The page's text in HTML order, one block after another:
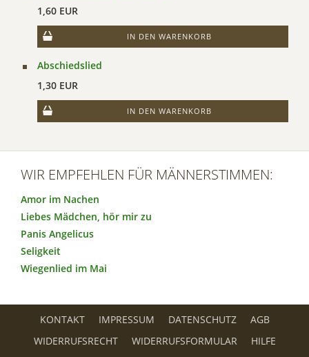
1,60 EUR
IN DEN WARENKORB
Abschiedslied
1,30 EUR
IN DEN WARENKORB
WIR EMPFEHLEN FÜR MÄNNERSTIMMEN:
Amor im Nachen
Liebes Mädchen, hör mir zu
Panis Angelicus
Seligkeit
Wiegenlied im Mai
KONTAKT IMPRESSUM DATENSCHUTZ
AGB
WIDERRUFSRECHT
WIDERRUFSFORMULAR
HILFE